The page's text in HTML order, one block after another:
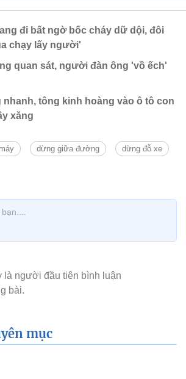
đi bất ngờ bốc cháy dữ dội, đôi
chạy lấy người'
quan sát, người đàn ông 'vồ ếch'
nhanh, tông kinh hoàng vào ô tô con
xăng
dừng giữa đường dừng đỗ xe
mục